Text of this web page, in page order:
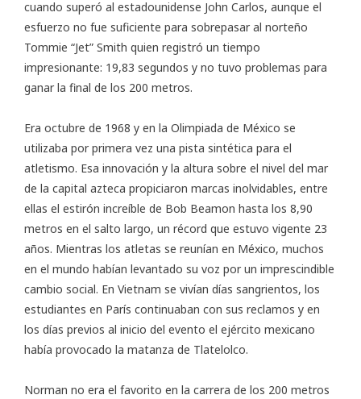
cuando superó al estadounidense John Carlos, aunque el
esfuerzo no fue suficiente para sobrepasar al norteño
Tommie “Jet” Smith quien registró un tiempo
impresionante: 19,83 segundos y no tuvo problemas para
ganar la final de los 200 metros.
Era octubre de 1968 y en la Olimpiada de México se
utilizaba por primera vez una pista sintética para el
atletismo. Esa innovación y la altura sobre el nivel del mar
de la capital azteca propiciaron marcas inolvidables, entre
ellas el estirón increíble de Bob Beamon hasta los 8,90
metros en el salto largo, un récord que estuvo vigente 23
años. Mientras los atletas se reunían en México, muchos
en el mundo habían levantado su voz por un imprescindible
cambio social. En Vietnam se vivían días sangrientos, los
estudiantes en París continuaban con sus reclamos y en
los días previos al inicio del evento el ejército mexicano
había provocado la matanza de Tlatelolco.
Norman no era el favorito en la carrera de los 200 metros